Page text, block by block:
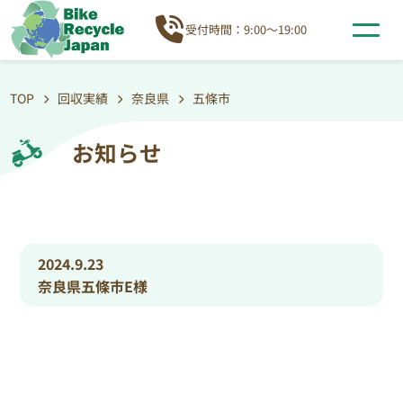
受付時間：9:00～19:00
TOP 回収実績 奈良県 五條市
お知らせ
2024.9.23
奈良県五條市E様